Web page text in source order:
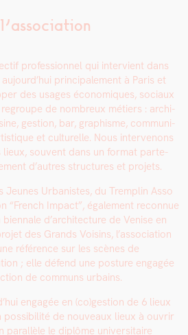
pro­fes­sion­nel qui inter­vient dans
prin­ci­pale­ment à Paris et
des usages économiques, soci­aux
regroupe de nom­breux métiers : archi­
ges­tion, bar, graphisme, com­mu­ni­
et cul­turelle. Nous inter­venons
lieux, sou­vent dans un for­mat parte­
d’autres struc­tures et pro­jets.
Jeunes Urban­istes, du Trem­plin Asso
“French Impact”, égale­ment recon­nue
d’ar­chi­tec­ture de Venise en
des Grands Voisins, l’as­so­ci­a­tion
référence sur les scènes de
; elle défend une pos­ture engagée
de com­muns urbains.
engagée en (co)gestion de 6 lieux
de nou­veaux lieux à ouvrir
par­al­lèle le diplôme uni­ver­si­taire